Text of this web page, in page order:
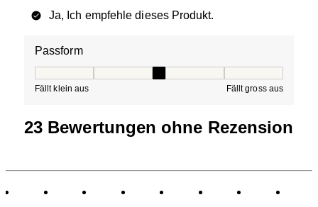
Ja, Ich empfehle dieses Produkt.
Passform
Fällt klein aus Fällt gross aus
23 Bewertungen ohne Rezension